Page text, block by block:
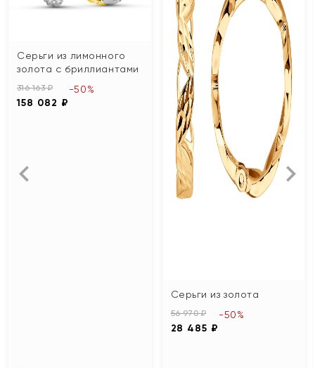
Серьги из лимонного
золота с бриллиантами
316 163 ₽
158 082 ₽
-50%
Серьги из золота
56 970 ₽
28 485 ₽
-50%